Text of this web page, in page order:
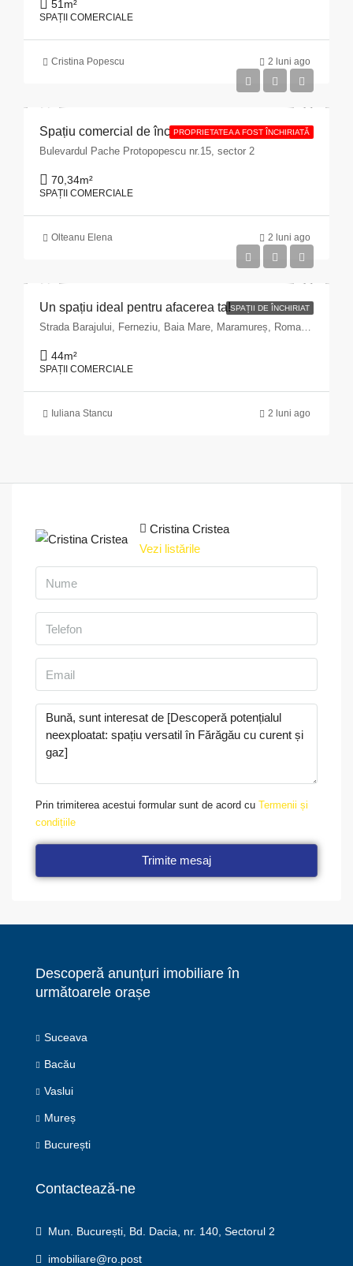
51 m²
SPAȚII COMERCIALE
Cristina Popescu 2 luni ago
PROPRIETATEA A FOST ÎNCHIRIATĂ
Spațiu comercial de închiriat cu suprafața de 70,34 mp situat în Municipiul București, Bulevardul Pache Protopopescu, nr. 15, sector 2
Bulevardul Pache Protopopescu nr.15, sector 2
70,34m²
SPAȚII COMERCIALE
Olteanu Elena 2 luni ago
SPAȚII DE ÎNCHIRIAT
Un spațiu ideal pentru afacerea ta!
Strada Barajului, Ferneziu, Baia Mare, Maramureș, Romania
44m²
SPAȚII COMERCIALE
Iuliana Stancu 2 luni ago
Cristina Cristea
Vezi listările
Prin trimiterea acestui formular sunt de acord cu Termenii și
condițiile
Trimite mesaj
Descoperă anunțuri imobiliare în
următoarele orașe
Suceava
Bacău
Vaslui
Mureș
București
Contactează-ne
Mun. București, Bd. Dacia, nr. 140, Sectorul 2
imobiliare@ro.post